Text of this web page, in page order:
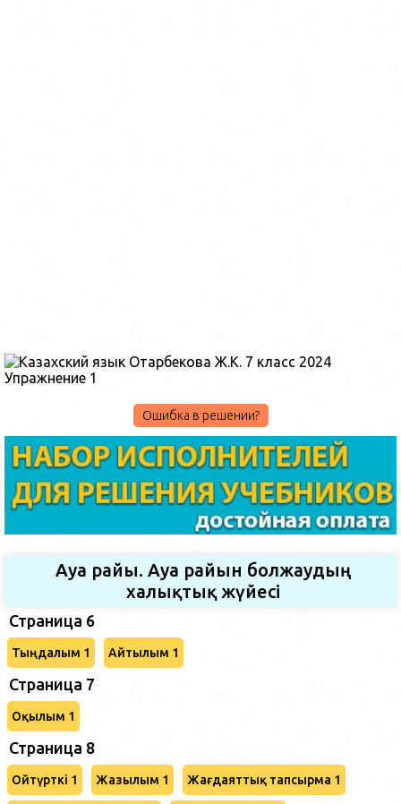
Ошибка в решении?
Ауа райы. Ауа райын болжаудың
халықтық жүйесі
Страница 6
Тыңдалым 1 Айтылым 1
Страница 7
Оқылым 1
Страница 8
Ойтүрткі 1 Жазылым 1 Жағдаяттық тапсырма 1